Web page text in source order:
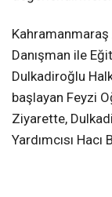
Danışman ile
Dulkadiroğlu
başlayan Feyzi
Ziyarette,
Yardımcısı